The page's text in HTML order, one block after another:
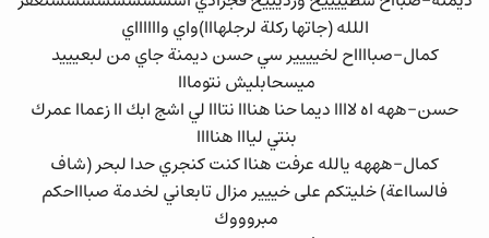
اللله (جاتها ركلة لرجلهااا)واي وااااااي
كمال-صبااااح لخيييير سي حسن ديمنة جاي من لبعيييد
ميسحابليش نتومااا
حسن-ههه اه لاااا ديما حنا هنااا نتااا لي اشج ابك اا زعماا عمرك
بنتي ليااا هناااا
كمال-هههه يالله عرفت هناا كنت كنجري حدا لبحر (شاف
فالسااعة) خليتكم على خييير مزال تابعاني لخدمة صباااحكم
مبروووك